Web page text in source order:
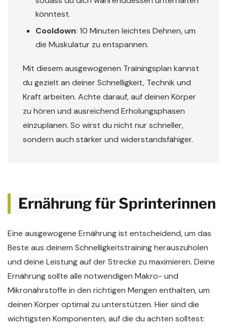
könntest.
Cooldown: 10 Minuten leichtes Dehnen, um
die Muskulatur zu entspannen.
Mit diesem ausgewogenen Trainingsplan kannst
du gezielt an deiner Schnelligkeit, Technik und
Kraft arbeiten. Achte darauf, auf deinen Körper
zu hören und ausreichend Erholungsphasen
einzuplanen. So wirst du nicht nur schneller,
sondern auch stärker und widerstandsfähiger.
Ernährung für Sprinterinnen
Eine ausgewogene Ernährung ist entscheidend, um das
Beste aus deinem Schnelligkeitstraining herauszuholen
und deine Leistung auf der Strecke zu maximieren. Deine
Ernährung sollte alle notwendigen Makro- und
Mikronährstoffe in den richtigen Mengen enthalten, um
deinen Körper optimal zu unterstützen. Hier sind die
wichtigsten Komponenten, auf die du achten solltest: